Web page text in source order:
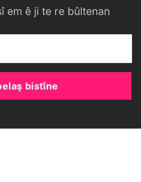
em ê ji te re bûltenan
bistîne